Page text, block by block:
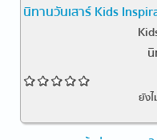
นิทานวันเสาร์ Kids
ยัง